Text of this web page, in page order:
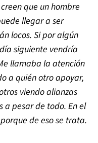
que un hombre
llegar a ser
locos. Si por algún
siguiente vendría
llamaba la atención
a quién otro apoyar,
viendo alianzas
a pesar de todo. En el
de eso se trata.